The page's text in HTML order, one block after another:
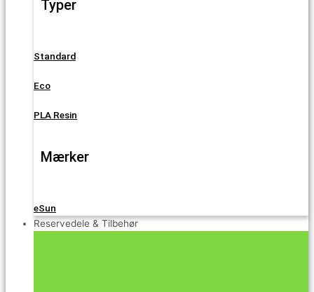
Typer
Standard
Eco
PLA Resin
Mærker
eSun
Reservedele & Tilbehør